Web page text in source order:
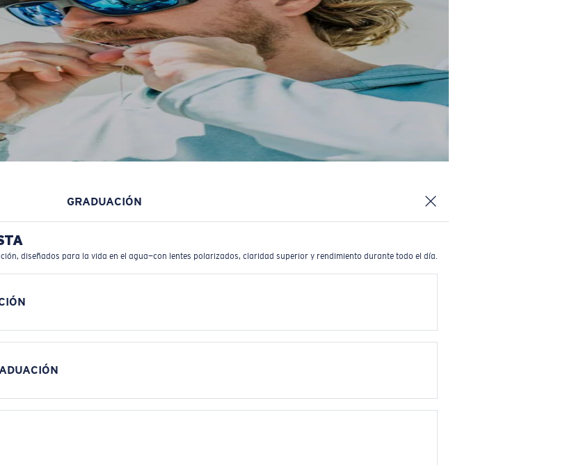
GRADUACIÓN
diseñados para la vida en el agua—con lentes polarizados, claridad superior y rendimiento durante todo el día.